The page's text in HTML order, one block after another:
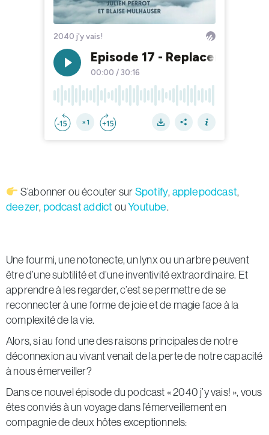
S’abonner ou écouter surSpotify, applepodcast,
deezer, podcast addict ouYoutube.
Une fourmi, une notonecte, un lynx ou un arbre peuvent
être d’une subtilité et d’une inventivité extraordinaire. Et
apprendre à les regarder, c’est se permettre de se
reconnecter à une forme de joie et de magie face à la
complexité de la vie.
Alors, si au fond une des raisons principales de notre
déconnexion au vivant venait de la perte de notre capacité
à nous émerveiller?
Dans ce nouvel épisode du podcast « 2040 j’y vais! », vous
êtes conviés à un voyage dans l’émerveillement en
compagnie de deux hôtes exceptionnels: